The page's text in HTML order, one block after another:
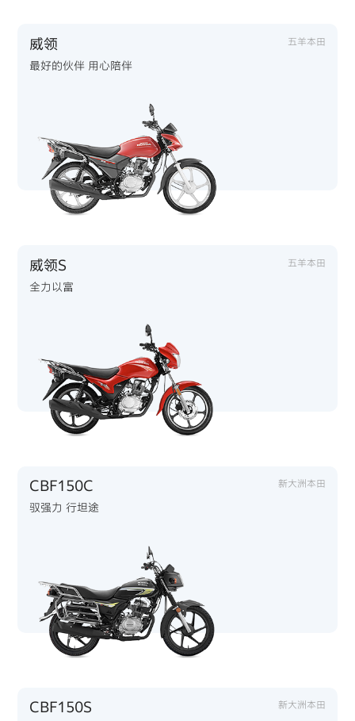
威领 五羊本田
最好的伙伴 用心陪伴
威领S 五羊本田
全力以富
CBF150C 新大洲本田
驭强力 行坦途
CBF150S 新大洲本田